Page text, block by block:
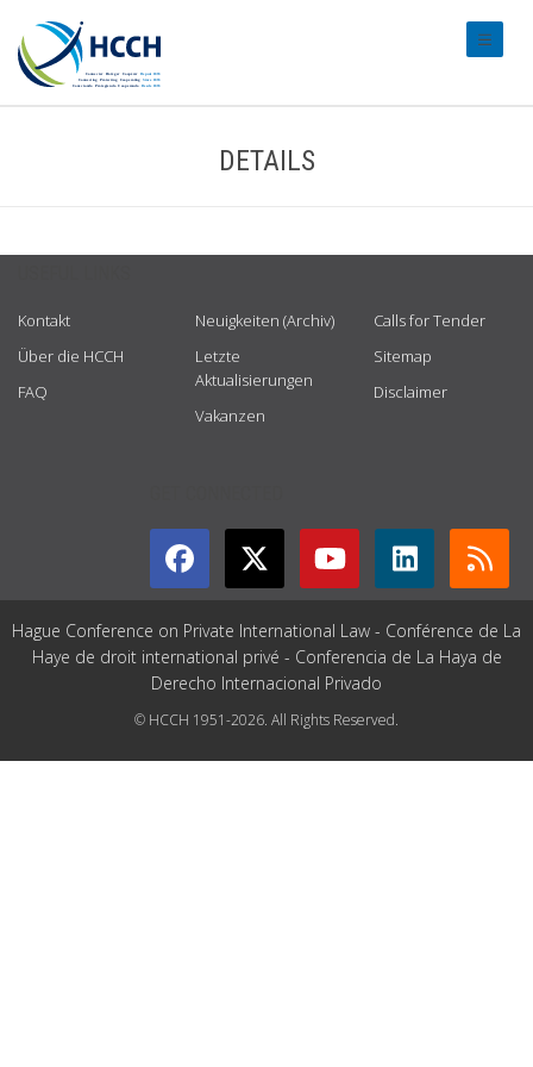
DETAILS
Kontakt
Über die HCCH
FAQ
Neuigkeiten (Archiv)
Letzte
Aktualisierungen
Vakanzen
Calls for Tender
Sitemap
Disclaimer
Hague Conference on Private International Law - Conférence de La
Haye de droit international privé - Conferencia de La Haya de
Derecho Internacional Privado
© HCCH 1951-2026. All Rights Reserved.